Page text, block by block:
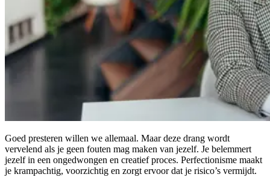
Goed presteren willen we allemaal. Maar deze drang wordt
vervelend als je geen fouten mag maken van jezelf. Je belemmert
jezelf in een ongedwongen en creatief proces. Perfectionisme maakt
je krampachtig, voorzichtig en zorgt ervoor dat je risico’s vermijdt.